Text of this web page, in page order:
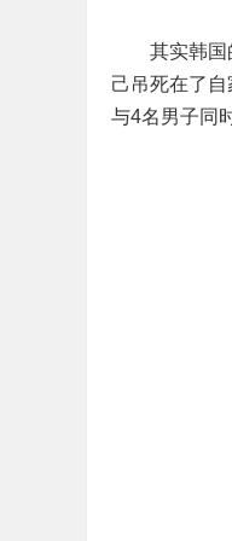
其实韩国的
己吊死在了
与4名男子同